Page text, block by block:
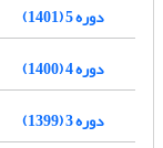
دوره 5 (1401)
دوره 4 (1400)
دوره 3 (1399)